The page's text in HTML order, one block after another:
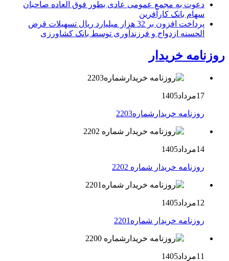
دعوت به مجمع عمومی عادی بطور فوق العاده صاحبان
سهام بانک کارآفرین
پرداخت افزون بر 32 هزار میلیارد ریال تسهیلات قرض
الحسنه ازدواج و فرزندآوری توسط بانک کشاورزی
روزنامه خریدار
17مرداد1405
روزنامه خریدارشماره2203
14مرداد1405
روزنامه خریدار شماره 2202
12مرداد1405
روزنامه خریدار شماره2201
11مرداد1405